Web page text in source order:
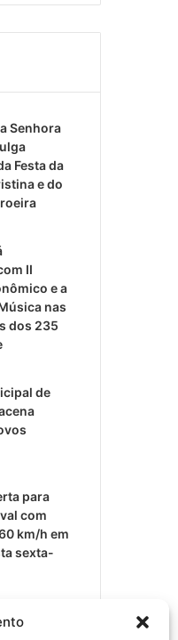
Senhora
Festa da
e do
II
e a
nas
dos 235
de
para
com
km/h em
sexta-
nota